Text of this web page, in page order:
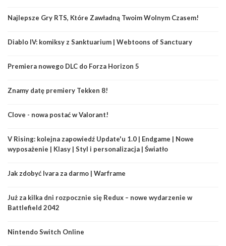
Najlepsze Gry RTS, Które Zawładną Twoim Wolnym Czasem!
Diablo IV: komiksy z Sanktuarium | Webtoons of Sanctuary
Premiera nowego DLC do Forza Horizon 5
Znamy datę premiery Tekken 8!
Clove - nowa postać w Valorant!
V Rising: kolejna zapowiedź Update'u 1.0 | Endgame | Nowe
wyposażenie | Klasy | Styl i personalizacja | Światło
Jak zdobyć Ivara za darmo | Warframe
Już za kilka dni rozpocznie się Redux – nowe wydarzenie w
Battlefield 2042
Nintendo Switch Online